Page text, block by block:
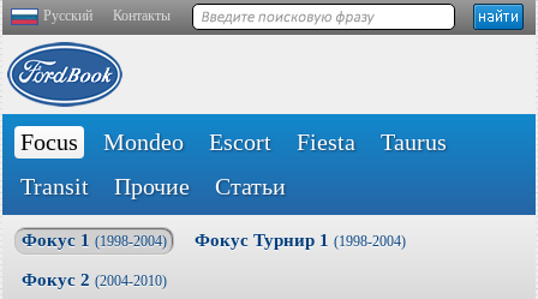
Русский Контакты
Focus Mondeo Escort Fiesta
Taurus
Transit
Прочие Статьи
Фокус 1 (1998-2004) Фокус Турнир 1 (1998-2004)
Фокус 2 (2004-2010)